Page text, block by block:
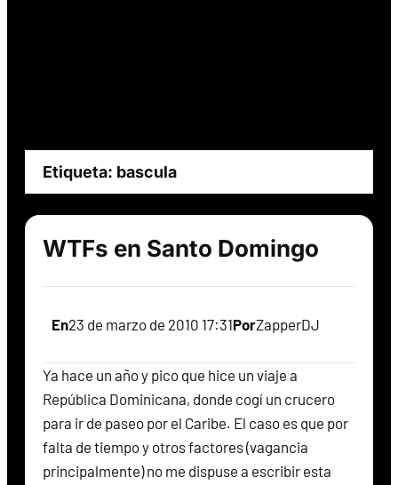
Etiqueta: bascula
WTFs en Santo Domingo
En23 de marzo de 2010 17:31PorZapperDJ
Ya hace un año y pico que hice un viaje a
República Dominicana, donde cogí un crucero
para ir de paseo por el Caribe. El caso es que por
falta de tiempo y otros factores (vagancia
principalmente) no me dispuse a escribir esta